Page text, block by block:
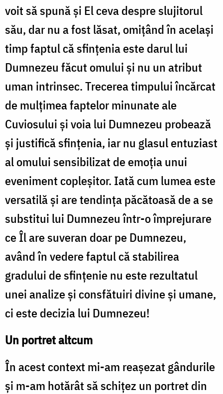
voit să spună şi El ceva despre slujitorul
său, dar nu a fost lăsat, omițând în același
timp faptul că sfințenia este darul lui
Dumnezeu făcut omului și nu un atribut
uman intrinsec. Trecerea timpului încărcat
de mulțimea faptelor minunate ale
Cuviosului și voia lui Dumnezeu probează
și justifică sfințenia, iar nu glasul entuziast
al omului sensibilizat de emoția unui
eveniment copleșitor. Iată cum lumea este
versatilă şi are tendinţa păcătoasă de a se
substitui lui Dumnezeu într-o împrejurare
ce Îl are suveran doar pe Dumnezeu,
având în vedere faptul că stabilirea
gradului de sfințenie nu este rezultatul
unei analize și consfătuiri divine și umane,
ci este decizia lui Dumnezeu!
Un portret altcum
În acest context mi-am reaşezat gândurile
şi m-am hotărât să schiţez un portret din